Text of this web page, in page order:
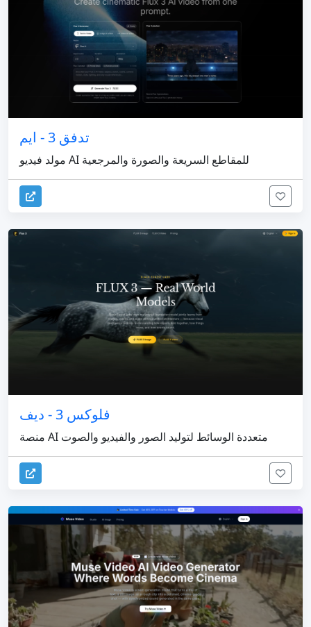
تدفق 3 - ايم
مولد فيديو AI للمقاطع السريعة والصورة والمرجعية
فلوكس 3 - ديف
منصة AI متعددة الوسائط لتوليد الصور والفيديو والصوت